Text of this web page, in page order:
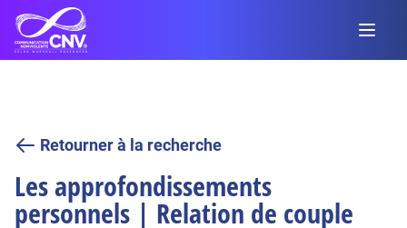
Retourner à la recherche
Les approfondissements
personnels | Relation de couple